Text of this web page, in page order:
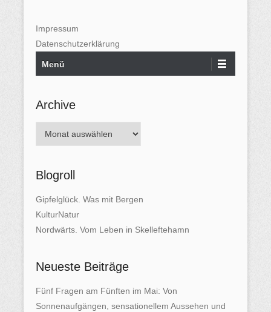
Impressum
Datenschutzerklärung
Menü
Archive
r
h
v
e
Blogroll
Gipfelglück. Was mit Bergen
KulturNatur
Nordwärts. Vom Leben in Skelleftehamn
Neueste Beiträge
Fünf Fragen am Fünften im Mai: Von
Sonnenaufgängen, sensationellem Aussehen und